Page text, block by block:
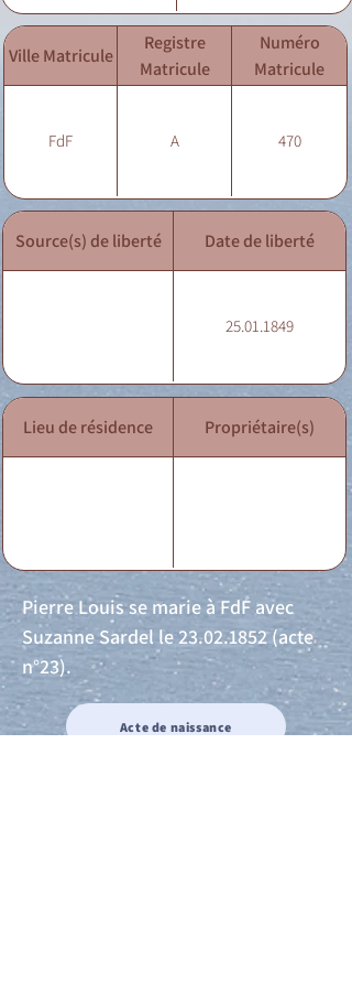
Ville Matricule
Registre
Matricule
Numéro
Matricule
FdF A 470
Source(s) de liberté Date de liberté
25.01.1849
Lieu de résidence Propriétaire(s)
Pierre Louis se marie à FdF avec
Suzanne Sardel le23.02.1852(acte
n°23).
Acte de naissance